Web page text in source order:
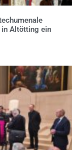
in Altötting ein